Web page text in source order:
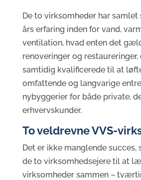
De to virksomheder har samlet
års erfaring inden for vand,
ventilation, hvad enten det
renoveringer og restaureringer,
samtidig kvalificerede til at
omfattende og langvarige
nybyggerier for både private,
erhvervskunder.
To veldrevne VVS-
Det er ikke manglende succes,
de to virksomhedsejere til at
virksomheder sammen –